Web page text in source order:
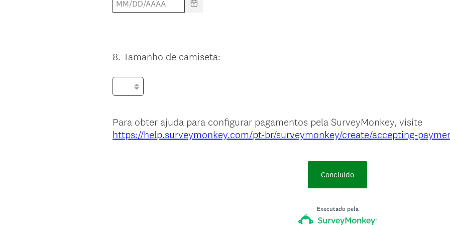
Question
8. Tamanho de camiseta:
Para obter ajuda para configurar pagamentos pela SurveyMonkey, visite
https://help.surveymonkey.com/pt-br/surveymonkey/create/accepting-
Concluído
Executado pela